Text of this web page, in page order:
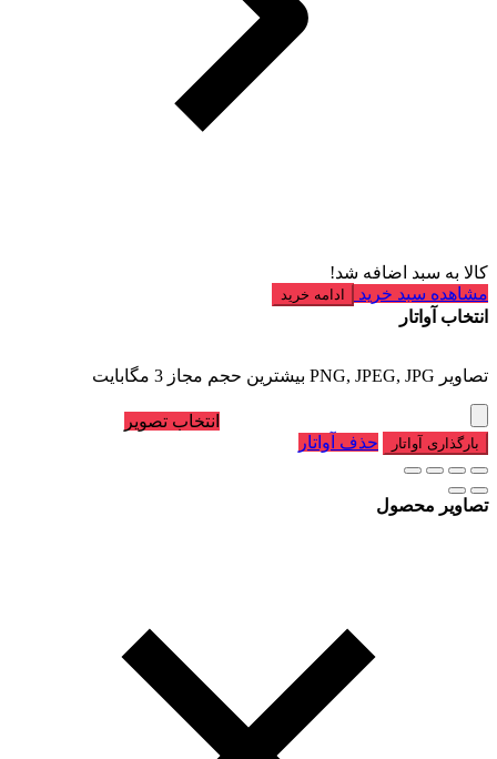
کالا به سبد اضافه شد!
مشاهده سبد خرید
ادامه خرید
انتخاب آواتار
تصاویر PNG, JPEG, JPG بیشترین حجم مجاز 3 مگابایت
انتخاب تصویر
بارگذاری آواتار حذف آواتار
تصاویر محصول